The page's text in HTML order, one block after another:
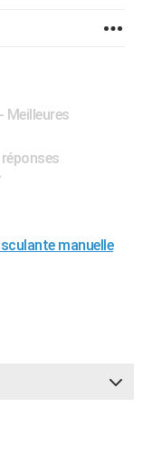
- Meilleures
manuelle